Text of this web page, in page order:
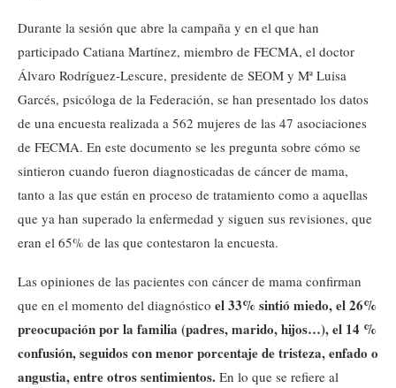
Durante la sesión que abre la campaña y en el que han
participado Catiana Martínez, miembro de FECMA, el doctor
Álvaro Rodríguez-Lescure, presidente de SEOM y Mª Luisa
Garcés, psicóloga de la Federación, se han presentado los datos
de una encuesta realizada a 562 mujeres de las 47 asociaciones
de FECMA. En este documento se les pregunta sobre cómo se
sintieron cuando fueron diagnosticadas de cáncer de mama,
tanto a las que están en proceso de tratamiento como a aquellas
que ya han superado la enfermedad y siguen sus revisiones, que
eran el 65% de las que contestaron la encuesta.
Las opiniones de las pacientes con cáncer de mama confirman
que en el momento del diagnóstico el 33% sintió miedo, el 26%
preocupación por la familia (padres, marido, hijos…), el 14 %
confusión, seguidos con menor porcentaje de tristeza, enfado o
angustia, entre otros sentimientos. En lo que se refiere al